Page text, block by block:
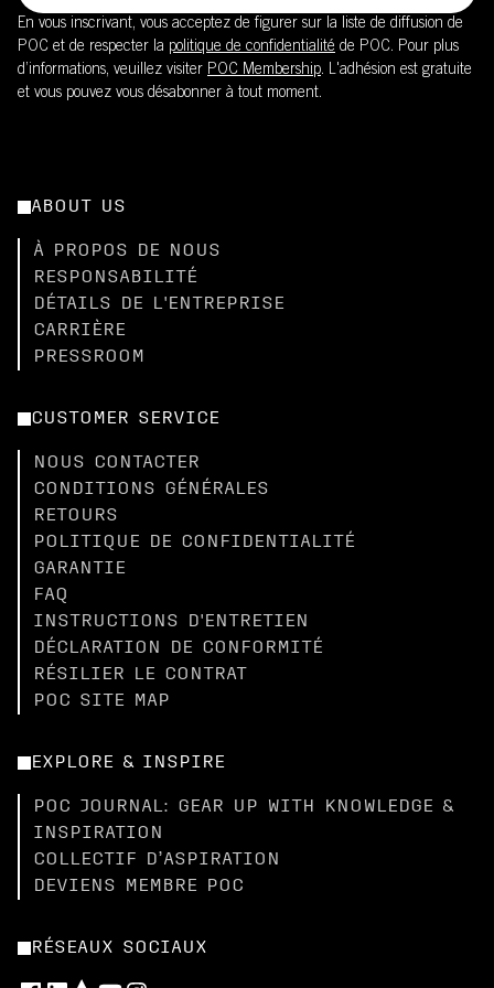
En vous inscrivant, vous acceptez de figurer sur la liste de diffusion de
POC et de respecter la politique de confidentialité de POC. Pour plus
d’informations, veuillez visiter POC Membership. L'adhésion est gratuite
et vous pouvez vous désabonner à tout moment.
ABOUT US
À PROPOS DE NOUS
RESPONSABILITÉ
DÉTAILS DE L'ENTREPRISE
CARRIÈRE
PRESSROOM
CUSTOMER SERVICE
NOUS CONTACTER
CONDITIONS GÉNÉRALES
RETOURS
POLITIQUE DE CONFIDENTIALITÉ
GARANTIE
FAQ
INSTRUCTIONS D'ENTRETIEN
DÉCLARATION DE CONFORMITÉ
RÉSILIER LE CONTRAT
POC SITE MAP
EXPLORE & INSPIRE
POC JOURNAL: GEAR UP WITH KNOWLEDGE &
INSPIRATION
COLLECTIF D’ASPIRATION
DEVIENS MEMBRE POC
RÉSEAUX SOCIAUX